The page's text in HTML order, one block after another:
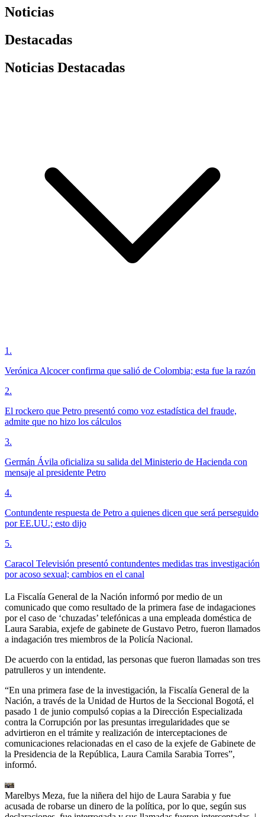
Noticias
Destacadas
Noticias Destacadas
1 .
Verónica Alcocer confirma que salió de Colombia; esta fue la razón
2.
El rockero que Petro presentó como voz estadística del fraude,
admite que no hizo los cálculos
3.
Germán Ávila oficializa su salida del Ministerio de Hacienda con
mensaje al presidente Petro
4.
Contundente respuesta de Petro a quienes dicen que será perseguido
por EE.UU.; esto dijo
5.
Caracol Televisión presentó contundentes medidas tras investigación
por acoso sexual; cambios en el canal
La Fiscalía General de la Nación informó por medio de un
comunicado que como resultado de la primera fase de indagaciones
por el caso de ‘chuzadas’ telefónicas a una empleada doméstica de
Laura Sarabia, exjefe de gabinete de Gustavo Petro, fueron llamados
a indagación tres miembros de la Policía Nacional.
De acuerdo con la entidad, las personas que fueron llamadas son tres
patrulleros y un intendente.
“En una primera fase de la investigación, la Fiscalía General de la
Nación, a través de la Unidad de Hurtos de la Seccional Bogotá, el
pasado 1 de junio compulsó copias a la Dirección Especializada
contra la Corrupción por las presuntas irregularidades que se
advirtieron en el trámite y realización de interceptaciones de
comunicaciones relacionadas en el caso de la exjefe de Gabinete de
la Presidencia de la República, Laura Camila Sarabia Torres”,
informó.
Marelbys Meza, fue la niñera del hijo de Laura Sarabia y fue
acusada de robarse un dinero de la política, por lo que, según sus